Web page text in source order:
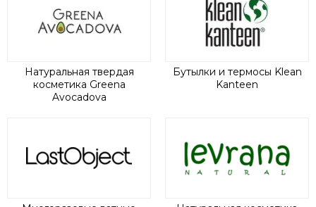
Натуральная твердая
косметика Greena
Avocadova
Бутылки и термосы Klean
Kanteen